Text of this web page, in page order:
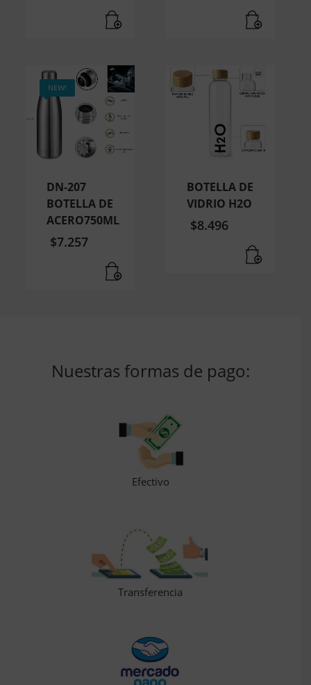
NEW!
DN-207
BOTELLA DE
ACERO750ML
$7.257
BOTELLA DE
VIDRIO H2O
$8.496
Nuestras formas de pago:
Efectivo
Transferencia